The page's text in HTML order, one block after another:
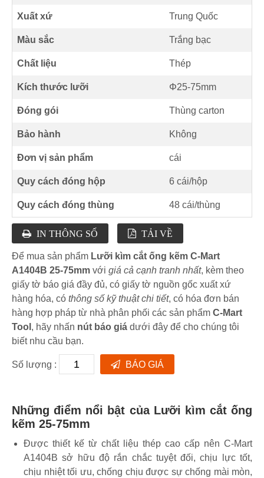
Xuất xứ Trung Quốc
Màu sắc Trắng bạc
Chất liệu Thép
Kích thước lưỡi Φ25-75mm
Đóng gói Thùng carton
Bảo hành Không
Đơn vị sản phẩm cái
Quy cách đóng hộp 6 cái/hộp
Quy cách đóng thùng 48 cái/thùng
IN THÔNG SỐ TẢI VỀ
Để mua sản phẩm Lưỡi kìm cắt ống kẽm C-Mart
A1404B 25-75mm với giá cả cạnh tranh nhất, kèm theo
giấy tờ báo giá đầy đủ, có giấy tờ nguồn gốc xuất xứ
hàng hóa, có thông số kỹ thuật chi tiết, có hóa đơn bán
hàng hợp pháp từ nhà phân phối các sản phẩm C-Mart
Tool , hãy nhấn nút báo giá dưới đây để cho chúng tôi
biết nhu cầu bạn.
Số lượng : BÁO GIÁ
Những điểm nổi bật của Lưỡi kìm cắt ống
kẽm 25-75mm
Được thiết kế từ chất liệu thép cao cấp nên C-Mart
A1404B sở hữu độ rắn chắc tuyệt đối, chịu lực tốt,
chịu nhiệt tối ưu, chống chịu được sự chống mài mòn,